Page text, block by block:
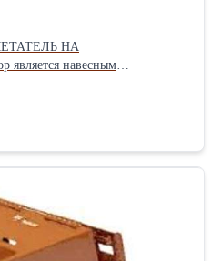
НА
навесным
внутренних территорий,
от снега.